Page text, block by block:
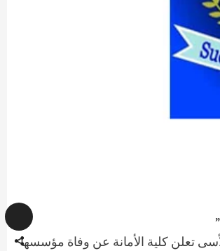
تعلن كلية الأمانة عن وفاة مؤسسها